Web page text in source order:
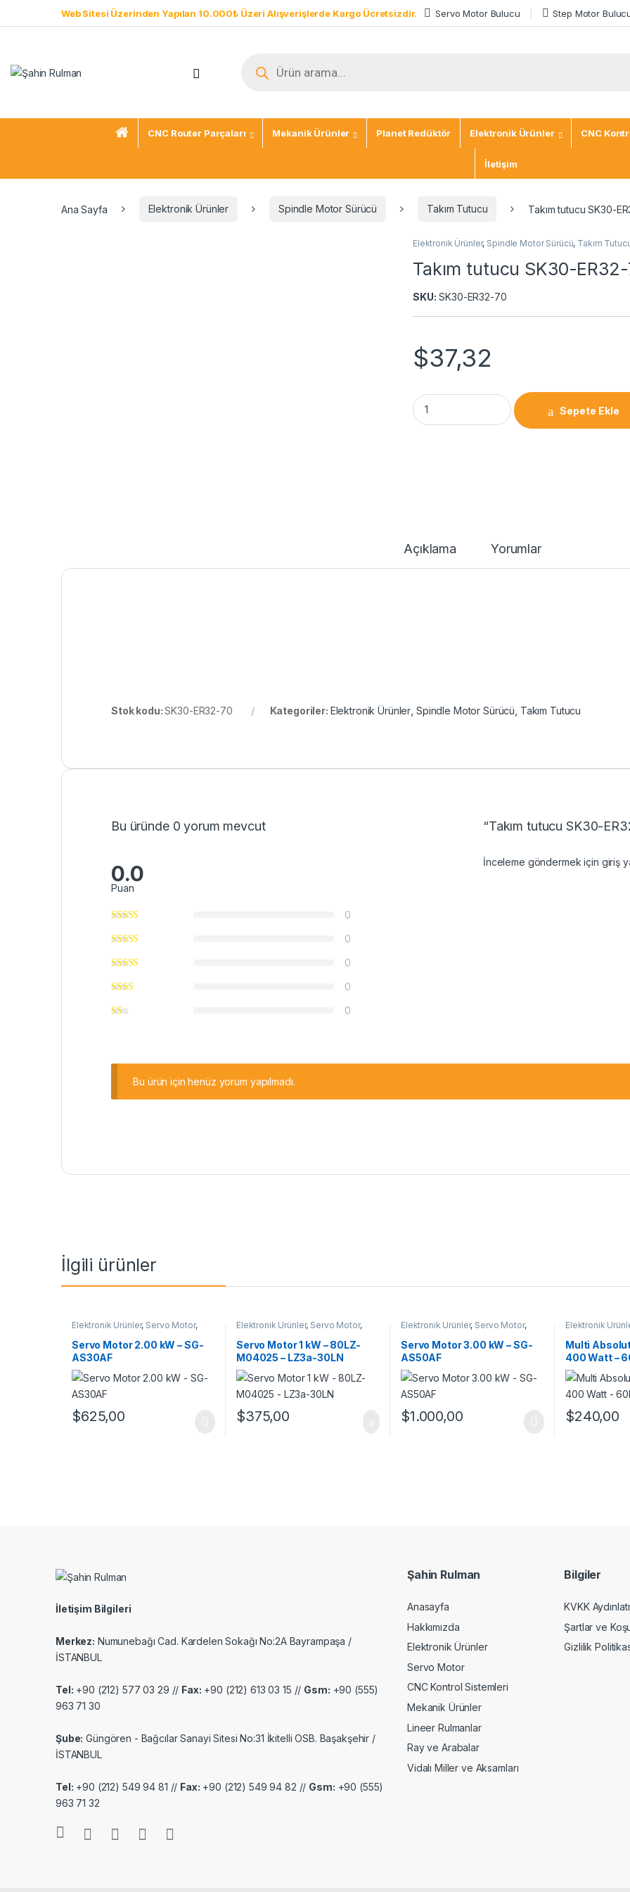
Web Sitesi Üzerinden Yapılan 10.000₺ Üzeri Alışverişlerde Kargo Ücretsizdir. Servo Motor Bulucu Step Motor
Open
CNC Router Parçaları Mekanik Ürünler Planet Redüktör Elektronik Ürünler CNC
İletişim
Ana Sayfa Elektronik Ürünler Spindle Motor Sürücü Takım Tutucu Takım tutucu SK30-
Elektronik Ürünler, Spindle Motor Sürücü, Takım
Takım tutucu SK30-
SKU: SK30-ER32-70
$37,32
Takım tutucu SK30-ER32-70 quantity
Sepete Ekle
Açıklama Yorumlar
Stok kodu:SK30-ER32-70 Kategoriler: Elektronik Ürünler Spindle Motor Sürücü Takım Tutucu
Bu üründe 0 yorum mevcut
0.0
Puan
0
0
0
0
0
“Takım tutucu SK30-
İnceleme göndermek için giriş
Bu ürün için henüz yorum yapılmadı.
İlgili ürünler
Elektronik Ürünler, Servo Motor,
Servo Motor 2.00 kW – SG-
AS30AF
$625,00
Elektronik Ürünler, Servo Motor,
Servo Motor 1 kW – 80LZ-
M04025 – LZ3a-30LN
$375,00
Elektronik Ürünler, Servo Motor,
Servo Motor 3.00 kW – SG-
AS50AF
$1.000,00
Elektronik
Motor Takım
Multi
400 Watt –
$240,00
İletişim Bilgileri
Merkez: Numunebağı Cad. Kardelen Sokağı No:2A Bayrampaşa /
İSTANBUL
Tel: +90 (212) 577 03 29 // Fax: +90 (212) 613 03 15 // Gsm: +90 (555)
963 71 30
Şube: Güngören - Bağcılar Sanayi Sitesi No:31 İkitelli OSB. Başakşehir /
İSTANBUL
Tel: +90 (212) 549 94 81 // Fax: +90 (212) 549 94 82 // Gsm: +90 (555)
963 71 32
Şahin Rulman
Anasayfa
Hakkımızda
Elektronik Ürünler
Servo Motor
CNC Kontrol Sistemleri
Mekanik Ürünler
Lineer Rulmanlar
Ray ve Arabalar
Vidalı Miller ve Aksamları
Bilgiler
KVKK
Şartlar ve
Gizlilik